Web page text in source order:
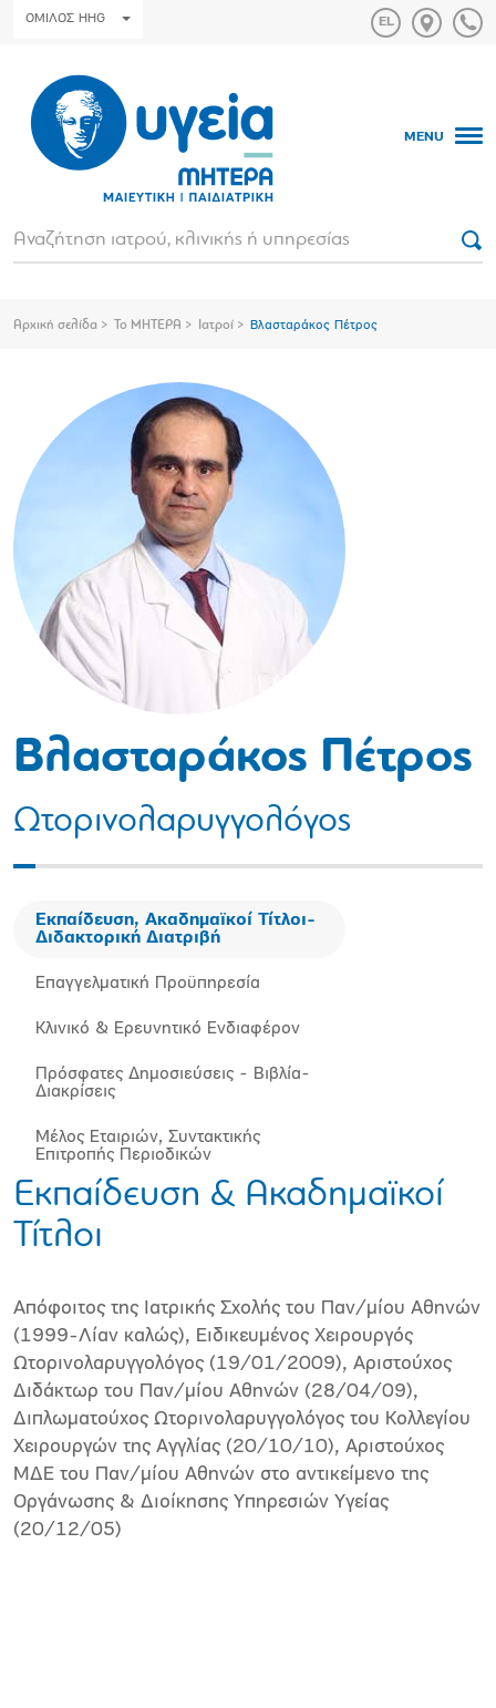
ΟΜΙΛΟΣ HHG
MENU
Αρχική σελίδα Το ΜΗΤΕΡΑ Ιατροί Βλασταράκος Πέτρος
Βλασταράκος Πέτρος
Ωτορινολαρυγγολόγος
Εκπαίδευση, Ακαδημαϊκοί Τίτλοι-
Διδακτορική Διατριβή
Επαγγελματική Προϋπηρεσία
Κλινικό & Ερευνητικό Ενδιαφέρον
Πρόσφατες Δημοσιεύσεις - Βιβλία-
Διακρίσεις
Μέλος Εταιριών, Συντακτικής
Επιτροπής Περιοδικών
Εκπαίδευση & Ακαδημαϊκοί
Τίτλοι
Απόφοιτος της Ιατρικής Σχολής του Παν/μίου Αθηνών
(1999-Λίαν καλώς), Ειδικευμένος Χειρουργός
Ωτορινολαρυγγολόγος (19/01/2009), Αριστούχος
Διδάκτωρ του Παν/μίου Αθηνών (28/04/09),
Διπλωματούχος Ωτορινολαρυγγολόγος του Κολλεγίου
Χειρουργών της Αγγλίας (20/10/10), Αριστούχος
ΜΔΕ του Παν/μίου Αθηνών στο αντικείμενο της
Οργάνωσης & Διοίκησης Υπηρεσιών Υγείας
(20/12/05)